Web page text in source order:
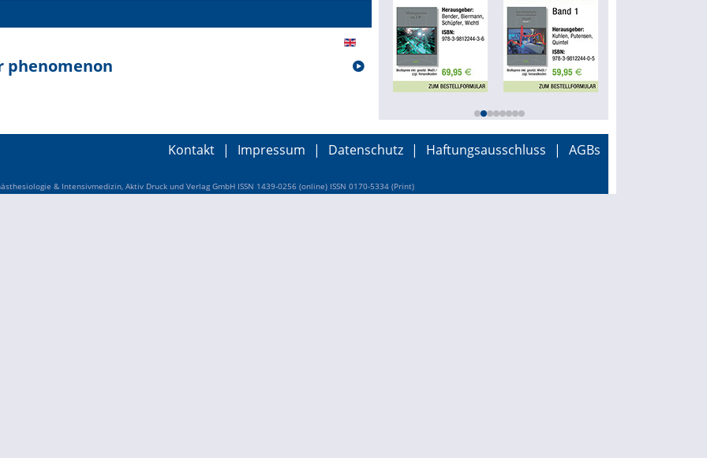
phenomenon
Kontakt | Impressum | Datenschutz | Haftungsausschluss | AGBs
& Intensivmedizin, Aktiv Druck und Verlag GmbH ISSN 1439-0256 (online) ISSN 0170-5334 (Print)